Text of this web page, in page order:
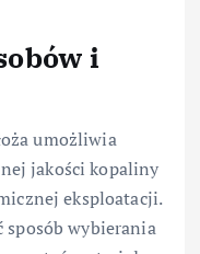
i
umożliwia
jakości kopaliny
eksploatacji.
wybierania